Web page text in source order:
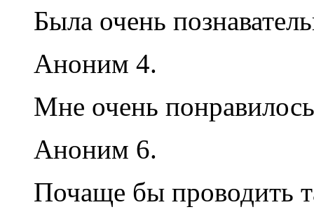
Была очень
Аноним 4.
Мне очень
Аноним 6.
Почаще бы проводить